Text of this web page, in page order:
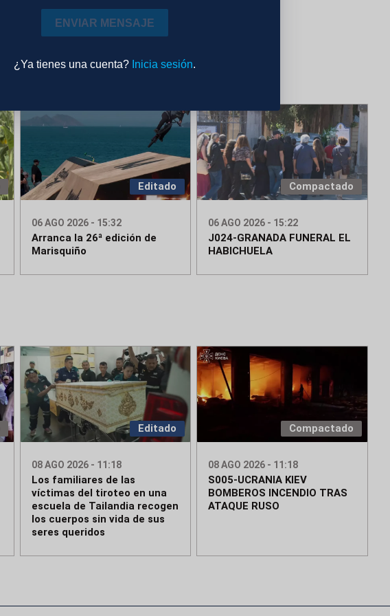
ENVIAR MENSAJE
¿Ya tienes una cuenta? Inicia sesión.
Editado
06 AGO 2026 - 15:32
Arranca la 26ª edición de
Marisquiño
Compactado
06 AGO 2026 - 15:22
J024-GRANADA FUNERAL EL
HABICHUELA
Editado
08 AGO 2026 - 11:18
Los familiares de las
víctimas del tiroteo en una
escuela de Tailandia recogen
los cuerpos sin vida de sus
seres queridos
Compactado
08 AGO 2026 - 11:18
S005-UCRANIA KIEV
BOMBEROS INCENDIO TRAS
ATAQUE RUSO